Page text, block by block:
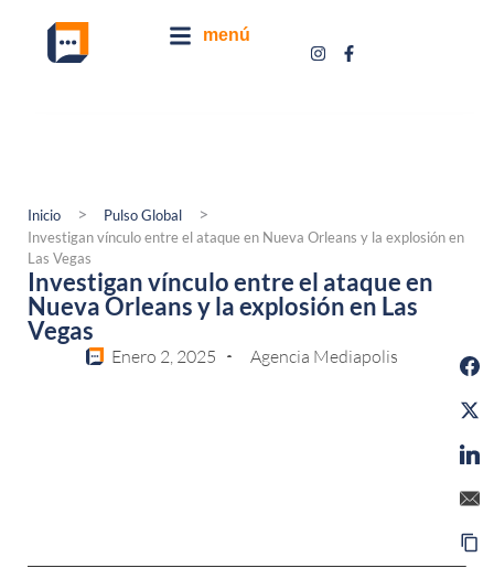
menú
Inicio > Pulso Global >
Investigan vínculo entre el ataque en Nueva Orleans y la explosión en
Las Vegas
Investigan vínculo entre el ataque en
Nueva Orleans y la explosión en Las
Vegas
Enero 2, 2025 Agencia Mediapolis